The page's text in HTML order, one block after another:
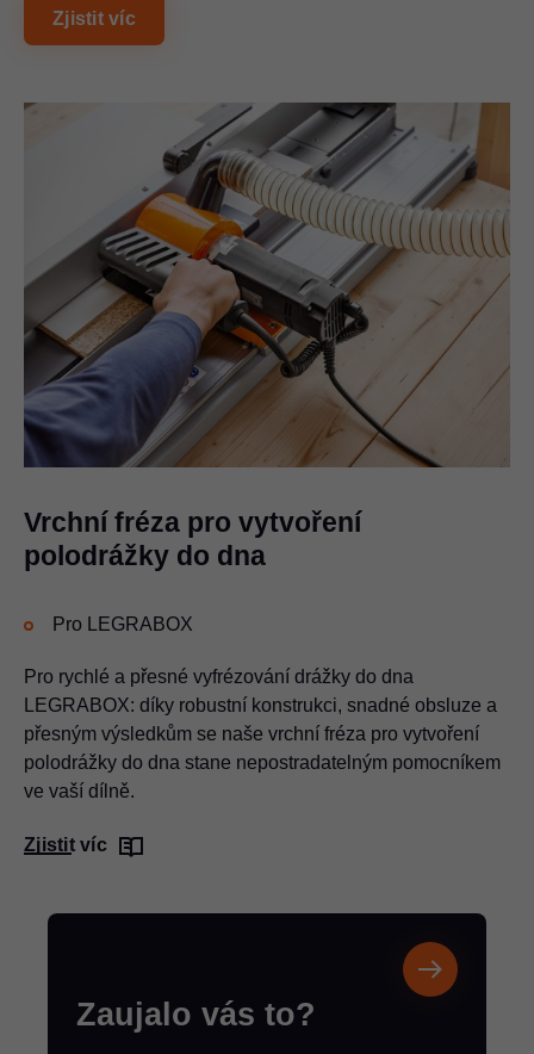
Zjistit víc
Vrchní fréza pro vytvoření
polodrážky do dna
Pro LEGRABOX
Pro rychlé a přesné vyfrézování drážky do dna
LEGRABOX: díky robustní konstrukci, snadné obsluze a
přesným výsledkům se naše vrchní fréza pro vytvoření
polodrážky do dna stane nepostradatelným pomocníkem
ve vaší dílně.
Zjistit víc
Zaujalo vás to?